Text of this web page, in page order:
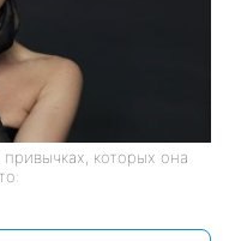
которых она